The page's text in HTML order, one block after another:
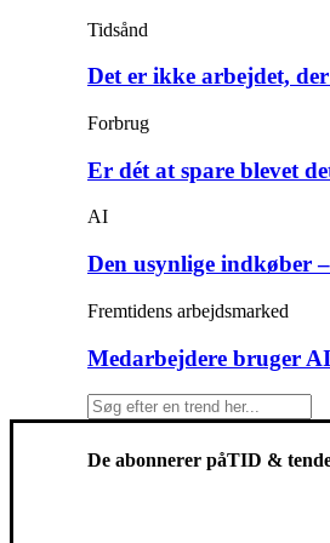
Tidsånd
Det er ikke arbejdet,
Forbrug
Er dét at spare blevet
AI
Den usynlige indkøber
Fremtidens arbejdsmarked
Medarbejdere bruger
De abonnerer påTID &